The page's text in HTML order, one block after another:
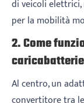
di veicoli
per la mobilità
2. Come
Al centro, un